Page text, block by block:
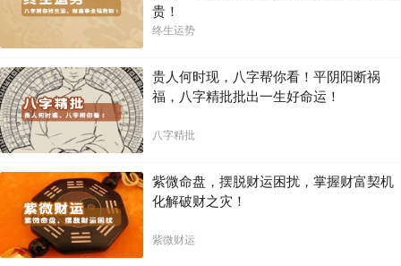
贵！
终生运势
贵人何时现，八字帮你看！平阴阳断祸
福，八字精批批出一生好命运！
八字精批
紫微命盘，摆脱财运困扰，掌握财富契机
化解破财之灾！
紫微财运